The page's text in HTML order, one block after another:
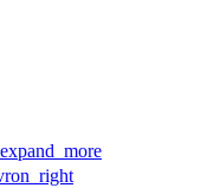
expand_more